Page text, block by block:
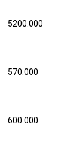
5200.000
570.000
600.000